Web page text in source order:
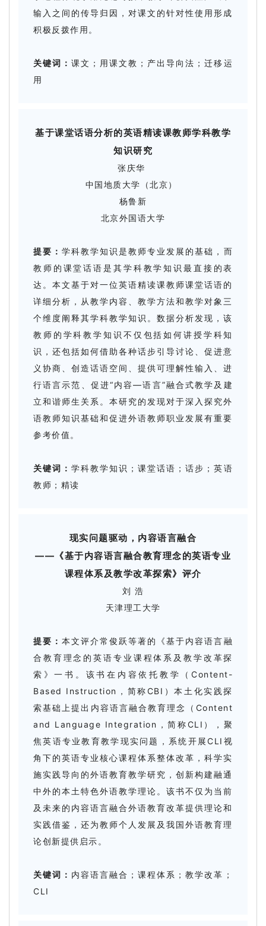
输入之间的传导归因，对课文的针对性使用形成
积极反拨作用。
关键词：课文；用课文教；产出导向法；迁移运
用
基于课堂话语分析的英语精读课教师学科教学
知识研究
张庆华
中国地质大学（北京）
杨鲁新
北京外国语大学
提要：学科教学知识是教师专业发展的基础，而
教师的课堂话语是其学科教学知识最直接的表
达。本文基于对一位英语精读课教师课堂话语的
详细分析，从教学内容、教学方法和教学对象三
个维度阐释其学科教学知识。数据分析发现，该
教师的学科教学知识不仅包括如何讲授学科知
识，还包括如何借助各种话步引导讨论、促进意
义协商、创造话语空间、提供可理解性输入、进
行语言示范、促进“内容—语言”融合式教学及建
立和谐师生关系。本研究的发现对于深入探究外
语教师知识基础和促进外语教师职业发展有重要
参考价值。
关键词：学科教学知识；课堂话语；话步；英语
教师；精读
现实问题驱动，内容语言融合
——《基于内容语言融合教育理念的英语专业
课程体系及教学改革探索》评介
刘 浩
天津理工大学
提要：本文评介常俊跃等著的《基于内容语言融
合教育理念的英语专业课程体系及教学改革探
索》一书。该书在内容依托教学（Content-
Based Instruction，简称CBI）本土化实践探
索基础上提出内容语言融合教育理念（Content
and Language Integration，简称CLI），聚
焦英语专业教育教学现实问题，系统开展CLI视
角下的英语专业核心课程体系整体改革，科学实
施实践导向的外语教育教学研究，创新构建融通
中外的本土特色外语教学理论。该书不仅为当前
及未来的内容语言融合外语教育改革提供理论和
实践借鉴，还为教师个人发展及我国外语教育理
论创新提供启示。
关键词： 内容语言融合；课程体系；教学改革；
CLI